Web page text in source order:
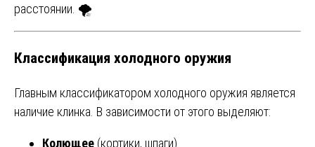
расстоянии. 🌪️
Классификация холодного оружия
Главным классификатором холодного оружия является
наличие клинка. В зависимости от этого выделяют:
Колющее (кортики, шпаги)